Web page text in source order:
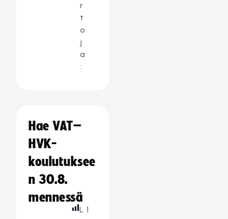
r
t
o
j
a
:
Hae VAT–
HVK-
koulutuksee
n 30.8.
mennessä
L 1